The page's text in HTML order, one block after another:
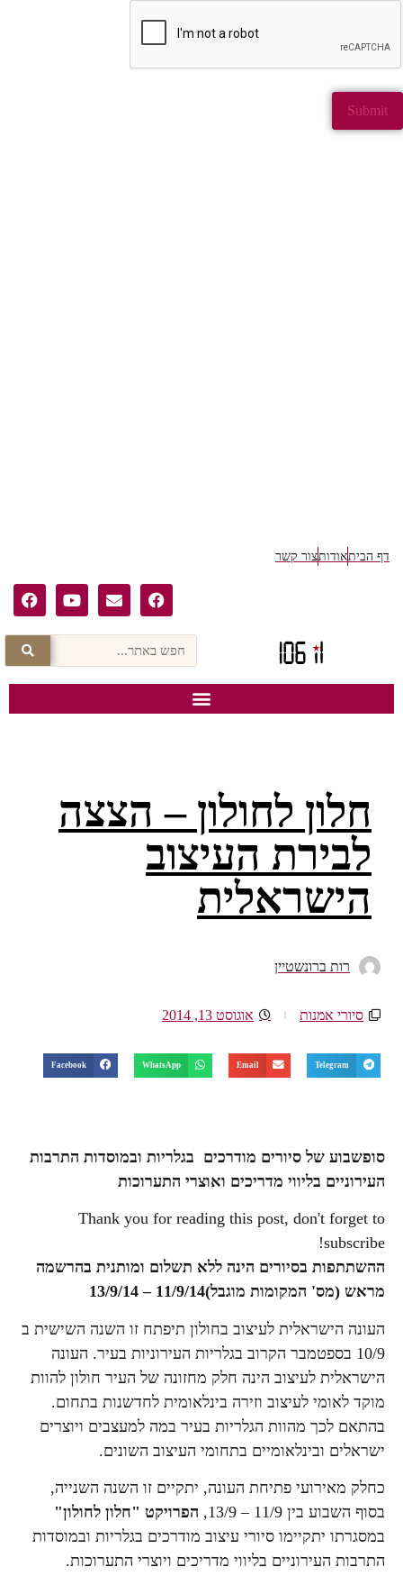
דף הביתאודותצור קשר
חלון לחולון – הצצה
לבירת העיצוב
הישראלית
רות ברונשטיין
סיורי אמנות אוגוסט 13, 2014
Telegram
Email
WhatsApp
Facebook
סופשבוע של סיורים מודרכים בגלריות ובמוסדות התרבות
העירוניים בליווי מדריכים ואוצרי התערוכות
Thank you for reading this post, don't forget to
subscribe!
ההשתתפות בסיורים הינה ללא תשלום ומותנית בהרשמה
מראש (מס' המקומות מוגבל)11/9/14 – 13/9/14
העונה הישראלית לעיצוב בחולון תיפתח זו השנה השישית ב
10/9 בספטמבר הקרוב בגלריות העירוניות בעיר. העונה
הישראלית לעיצוב הינה חלק מחזונה של העיר חולון להוות
מוקד לאומי לעיצוב וזירה בינלאומית לחדשנות בתחום.
בהתאם לכך מהוות הגלריות בעיר במה למעצבים ויוצרים
ישראלים ובינלאומיים בתחומי העיצוב השונים.
כחלק מאירועי פתיחת העונה, יתקיים זו השנה השנייה,
בסוף השבוע בין 11/9 – 13/9,
הפרויקט "חלון לחולון"
במסגרתו יתקיימו סיורי עיצוב מודרכים בגלריות ובמוסדות
התרבות העירוניים בליווי מדריכים ויוצרי התערוכות.